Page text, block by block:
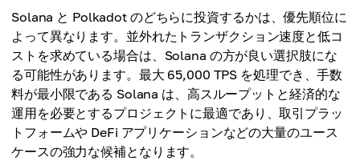
Solana と Polkadot のどちらに投資するかは、優先順位に
よって異なります。並外れたトランザクション速度と低コ
ストを求めている場合は、Solana の方が良い選択肢にな
る可能性があります。最大 65,000 TPS を処理でき、手数
料が最小限である Solana は、高スループットと経済的な
運用を必要とするプロジェクトに最適であり、取引プラッ
トフォームや DeFi アプリケーションなどの大量のユース
ケースの強力な候補となります。